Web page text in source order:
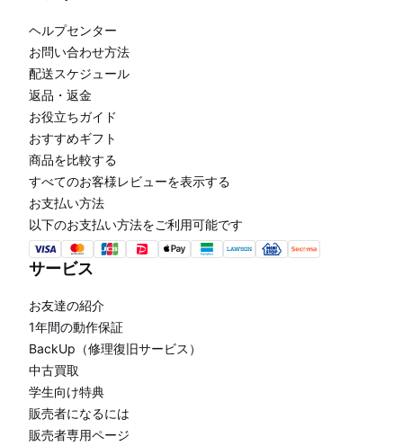
ヘルプセンター
お問い合わせ方法
配送スケジュール
返品・返金
お役立ちガイド
おすすめギフト
商品を比較する
すべてのお客様レビューを表示する
お支払い方法
以下のお支払い方法をご利用可能です
サービス
お友達の紹介
1年間の動作保証
BackUp（修理復旧サービス）
中古買取
学生向け特典
販売者になるには
販売者専用ページ